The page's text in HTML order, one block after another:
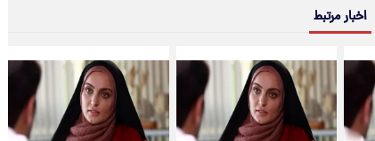
اخبار مرتبط